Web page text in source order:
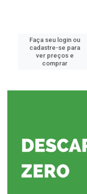
Faça seu login ou
cadastre-se para
ver preços e
comprar